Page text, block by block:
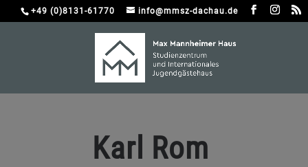
+49 (0)8131-61770 info@mmsz-dachau.de
Karl Rom